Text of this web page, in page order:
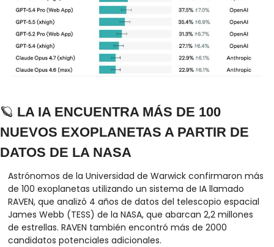
🪐 LA IA ENCUENTRA MÁS DE 100
NUEVOS EXOPLANETAS A PARTIR DE
DATOS DE LA NASA
Astrónomos de la Universidad de Warwick confirmaron más
de 100 exoplanetas utilizando un sistema de IA llamado
RAVEN, que analizó 4 años de datos del telescopio espacial
James Webb (TESS) de la NASA, que abarcan 2,2 millones
de estrellas. RAVEN también encontró más de 2000
candidatos potenciales adicionales.